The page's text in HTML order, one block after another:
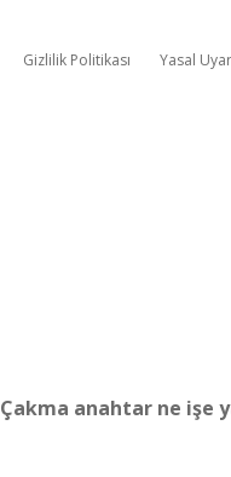
Gizlilik Politikası Yasal
Çakma anahtar ne işe